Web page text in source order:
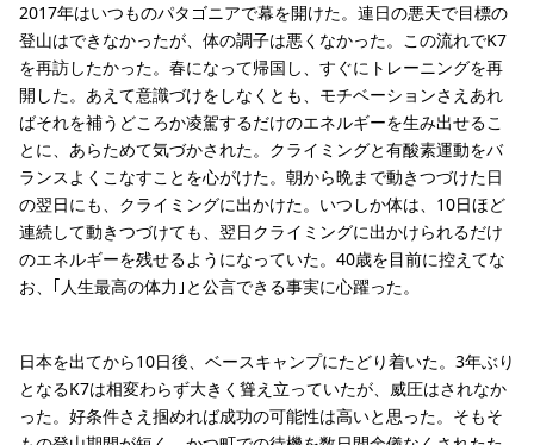
2017年はいつものパタゴニアで幕を開けた。連日の悪天で目標の
登山はできなかったが、体の調子は悪くなかった。この流れでK7
を再訪したかった。春になって帰国し、すぐにトレーニングを再
開した。あえて意識づけをしなくとも、モチベーションさえあれ
ばそれを補うどころか凌駕するだけのエネルギーを生み出せるこ
とに、あらためて気づかされた。クライミングと有酸素運動をバ
ランスよくこなすことを心がけた。朝から晩まで動きつづけた日
の翌日にも、クライミングに出かけた。いつしか体は、10日ほど
連続して動きつづけても、翌日クライミングに出かけられるだけ
のエネルギーを残せるようになっていた。40歳を目前に控えてな
お、｢人生最高の体力｣と公言できる事実に心躍った。
日本を出てから10日後、ベースキャンプにたどり着いた。3年ぶり
となるK7は相変わらず大きく聳え立っていたが、威圧はされなか
った。好条件さえ掴めれば成功の可能性は高いと思った。そもそ